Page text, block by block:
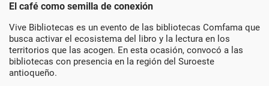
El café como semilla de conexión
Vive Bibliotecas es un evento de las bibliotecas Comfama que
busca activar el ecosistema del libro y la lectura en los
territorios que las acogen. En esta ocasión, convocó a las
bibliotecas con presencia en la región del Suroeste
antioqueño.